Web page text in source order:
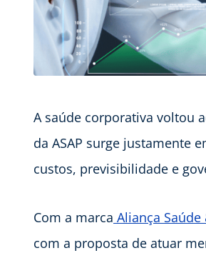
A saúde corporativa voltou
da ASAP surge justamente
custos, previsibilidade e
Com a marca Aliança Saúde
com a proposta de atuar